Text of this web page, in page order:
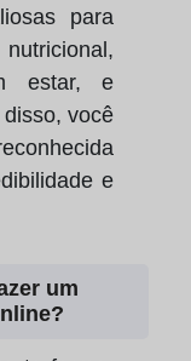
para
estar, e
você
e
um